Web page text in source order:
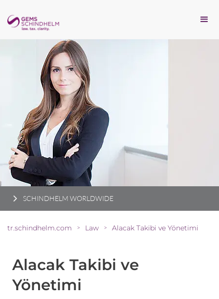
SCHINDHELM WORLDWIDE
tr.schindhelm.com > Law > Alacak Takibi ve Yönetimi
Alacak Takibi ve
Yönetimi